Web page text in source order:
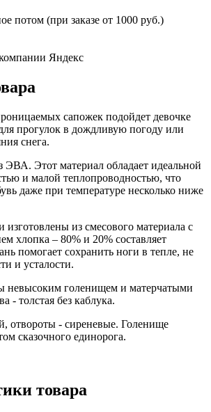
потом (при заказе от 1000 руб.)
Яндекс
сапожек подойдет девочке
прогулок в дождливую погоду или
снега.
ЭВА. Этот материал обладает идеальной
и малой теплопроводностью, что
даже при температуре несколько ниже
изготовлены из смесового материала с
хлопка – 80% и 20% составляет
помогает сохранить ноги в тепле, не
и усталости.
невысоким голенищем и матерчатыми
- толстая без каблука.
отвороты - сиреневые. Голенище
сказочного единорога.
товара